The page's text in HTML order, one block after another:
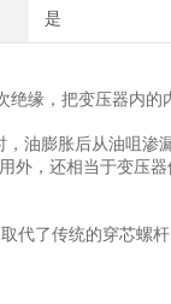
是
绝缘，把变压器内
油膨胀后从油咀渗
外，还相当于变压器
代了传统的穿芯螺